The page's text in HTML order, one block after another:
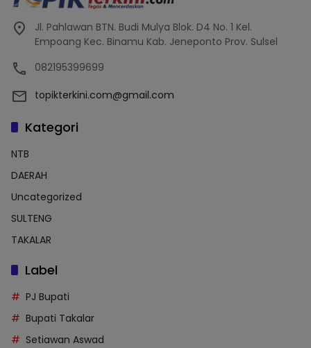
Jl. Pahlawan BTN. Budi Mulya Blok. D4 No. 1 Kel.
Empoang Kec. Binamu Kab. Jeneponto Prov. Sulsel
082195399699
topikterkini.com@gmail.com
Kategori
NTB
DAERAH
Uncategorized
SULTENG
TAKALAR
Label
PJ Bupati
Bupati Takalar
Setiawan Aswad